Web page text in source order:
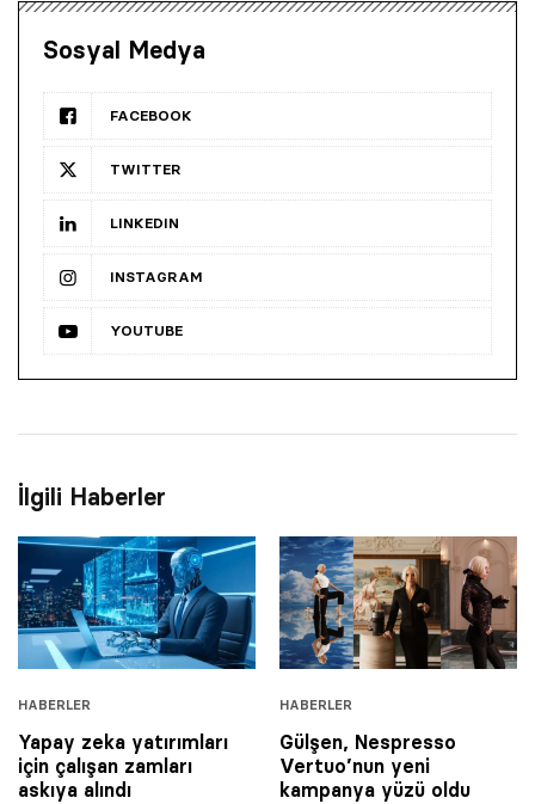
Sosyal Medya
FACEBOOK
TWITTER
LINKEDIN
INSTAGRAM
YOUTUBE
İlgili Haberler
HABERLER
Yapay zeka yatırımları
için çalışan zamları
askıya alındı
HABERLER
Gülşen, Nespresso
Vertuo’nun yeni
kampanya yüzü oldu